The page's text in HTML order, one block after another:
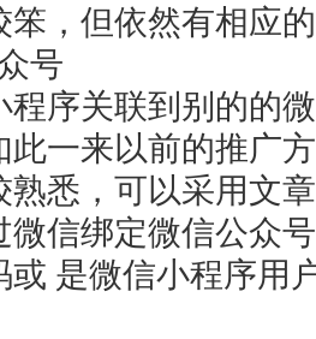
笨，但依然有相应
号
程序关联到别的的
此一来以前的推广
熟悉，可以采用文
微信绑定微信公众
或 是微信小程序用